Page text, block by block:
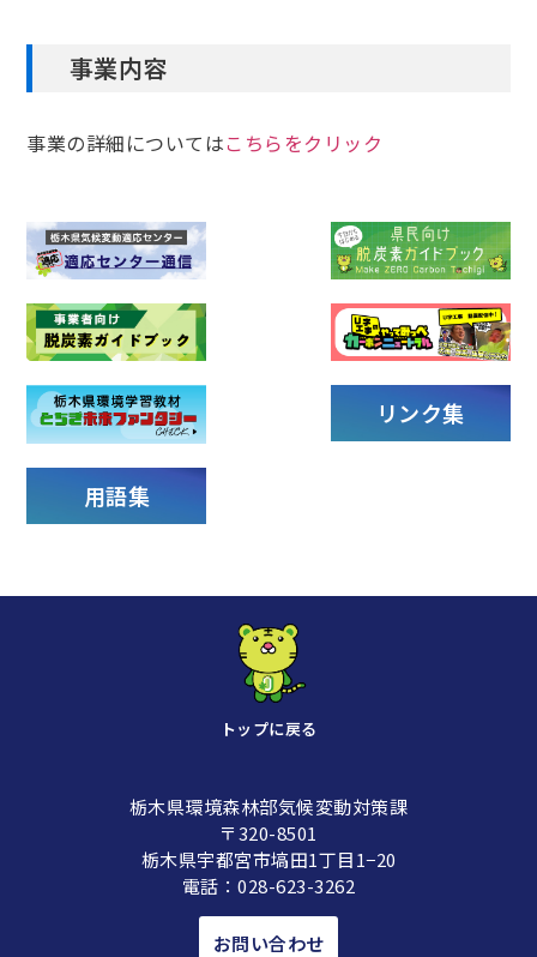
事業内容
事業の詳細についてはこちらをクリック
リンク集
用語集
栃木県環境森林部気候変動対策課
〒320-8501
栃木県宇都宮市塙田1丁目1−20
電話：028-623-3262
お問い合わせ
トップに戻る